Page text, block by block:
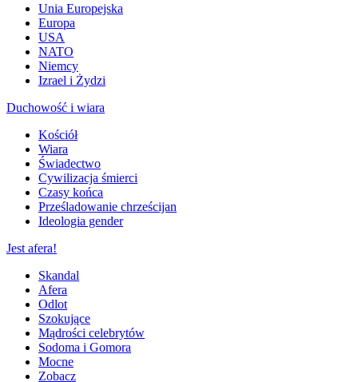
Unia Europejska
Europa
USA
NATO
Niemcy
Izrael i Żydzi
Duchowość i wiara
Kościół
Wiara
Świadectwo
Cywilizacja śmierci
Czasy końca
Prześladowanie chrześcijan
Ideologia gender
Jest afera!
Skandal
Afera
Odlot
Szokujące
Mądrości celebrytów
Sodoma i Gomora
Mocne
Zobacz